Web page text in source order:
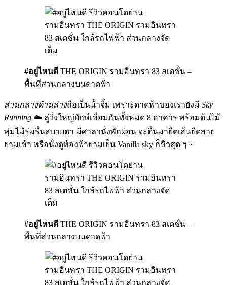
#อยู่ไหนดี THE ORIGIN รามอินทรา 83 สเตชั่น –
พื้นที่ส่วนกลางบนดาดฟ้า
ส่วนกลางด้านล่างถือเป็นน้ำจิ้ม เพราะดาดฟ้าของเรายังมี Sky
Running ☁️ ลู่วิ่งใหญ่ยักษ์เชื่อมกันทั้งหมด 8 อาคาร พร้อมต้นไม้
พุ่มไม้ร่มรื่นสบายตา มีศาลานั่งพักผ่อน จะตื่นมายืดเส้นยืดสาย
ยามเช้า หรือนั่งดูท้องฟ้ายามเย็น Vanilla sky ก็ชิวสุด ๆ ~
#อยู่ไหนดี THE ORIGIN รามอินทรา 83 สเตชั่น –
พื้นที่ส่วนกลางบนดาดฟ้า